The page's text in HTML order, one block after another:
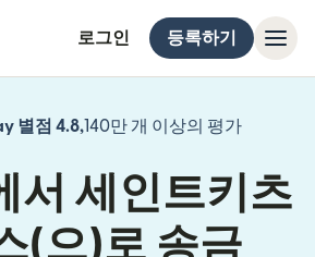
로그인 등록하기
별점 4.8,140만 개 이상의 평가
서 세인트키츠
(으)로 송금